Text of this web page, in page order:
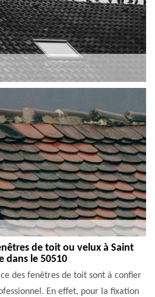
de toit ou velux à Saint
dans le 50510
des fenêtres de toit sont à confier
En effet, pour la fixation